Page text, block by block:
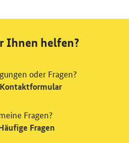
Ihnen helfen?
oder Fragen?
Kontaktformular
Fragen?
Fragen